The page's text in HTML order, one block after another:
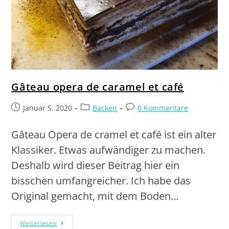
Gâteau opera de caramel et café
Januar 5, 2020 Backen 0 Kommentare
Gâteau Opera de cramel et café ist ein alter
Klassiker. Etwas aufwändiger zu machen.
Deshalb wird dieser Beitrag hier ein
bisschen umfangreicher. Ich habe das
Original gemacht, mit dem Boden…
Weiterlesen